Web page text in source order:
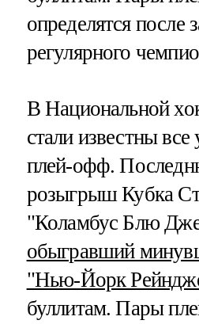
определятся после
регулярного
В Национальной
стали известны все
плей-офф.
розыгрыш Кубка
"Коламбус Блю
обыгравший
"Нью-Йорк
буллитам. Пары